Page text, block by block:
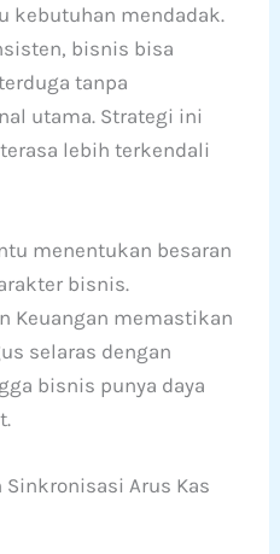
kebutuhan mendadak.
bisnis bisa
tanpa
utama. Strategi ini
lebih terkendali
menentukan besaran
bisnis.
Keuangan memastikan
selaras dengan
bisnis punya daya
Sinkronisasi Arus Kas